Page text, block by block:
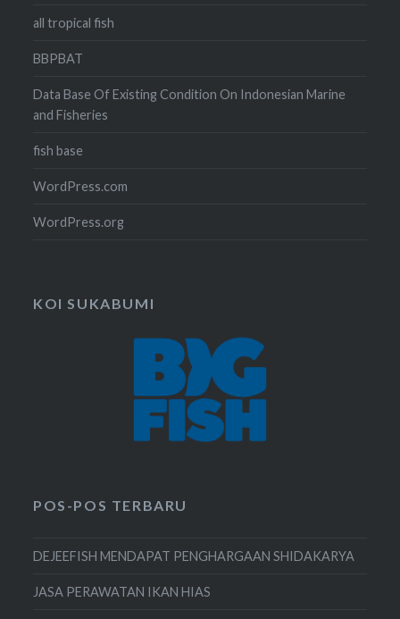
all tropical fish
BBPBAT
Data Base Of Existing Condition On Indonesian Marine
and Fisheries
fish base
WordPress.com
WordPress.org
KOI SUKABUMI
POS-POS TERBARU
DEJEEFISH MENDAPAT PENGHARGAAN SHIDAKARYA
JASA PERAWATAN IKAN HIAS